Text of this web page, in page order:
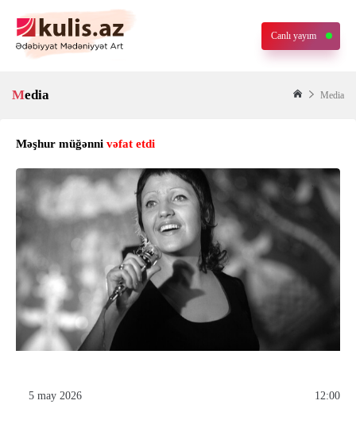
Canlı yayım
Media Media
Məşhur müğənni vəfat etdi
5 may 2026 12:00